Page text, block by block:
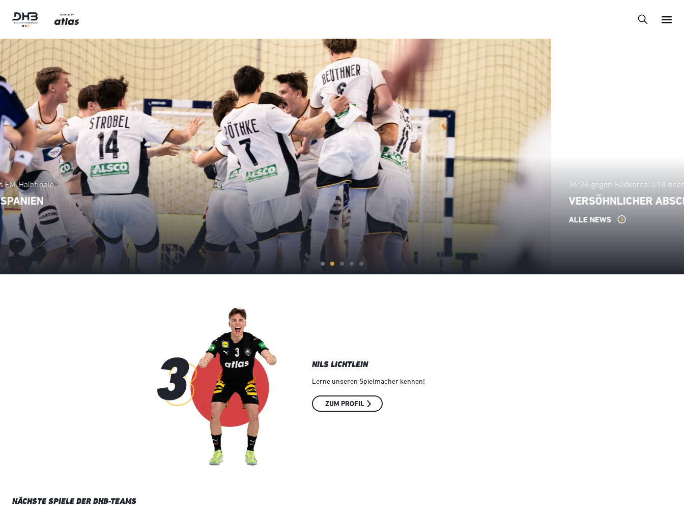
34:26 gegen Südkorea: U18 beendet WM auf Platz 13
VERSÖHNLICHER ABSCHLUSS MIT TEMPO UND VIELEN TOREN
ALLE NEWS
NILS LICHTLEIN
Lerne unseren Spielmacher kennen!
ZUM PROFIL
NÄCHSTE SPIELE DER DHB-TEAMS